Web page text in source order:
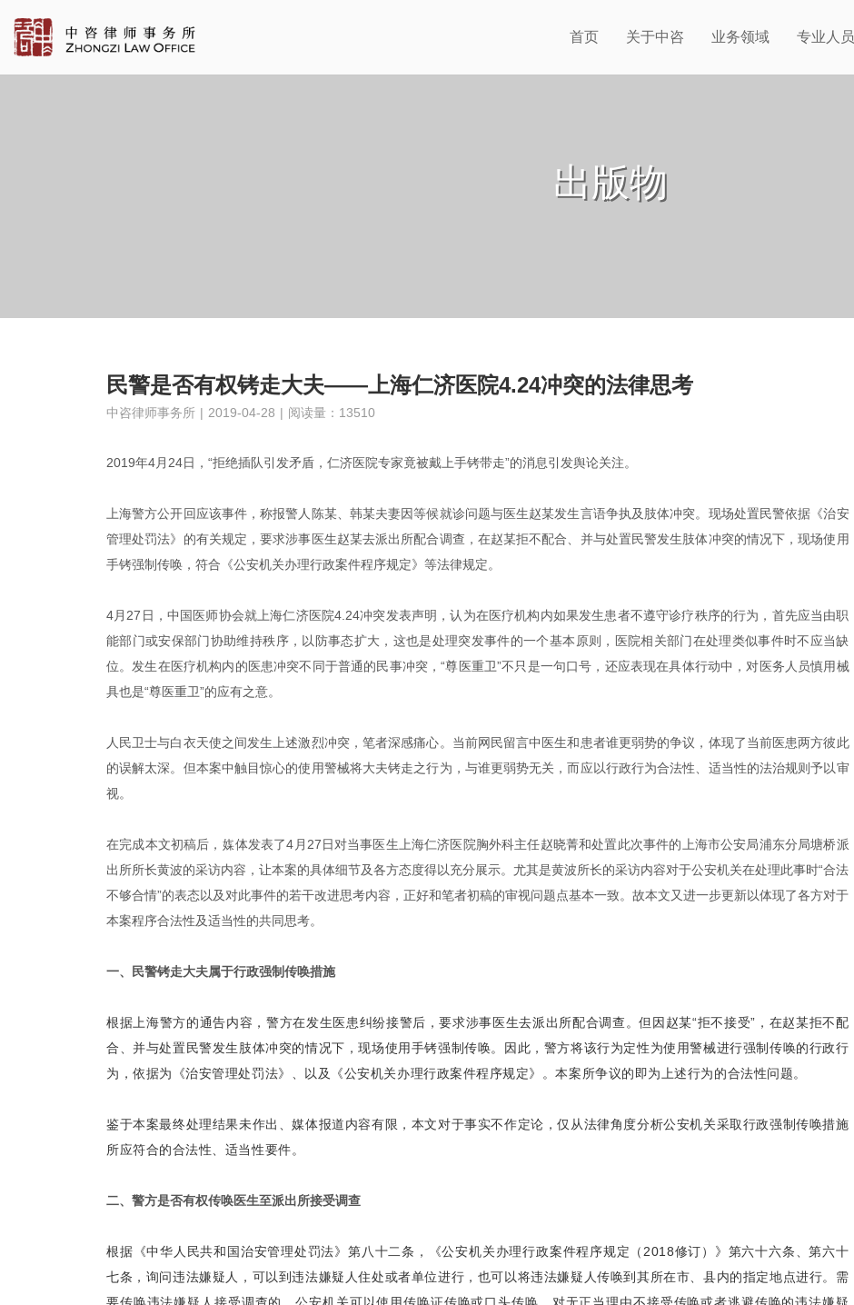
首页 关于中咨 业务领域 专业人员
出版物
民警是否有权铐走大夫——上海仁济医院4.24冲突的法律思考
中咨律师事务所 | 2019-04-28 | 阅读量：13510
2019年4月24日，“拒绝插队引发矛盾，仁济医院专家竟被戴上手铐带走”的消息引发舆论关注。
上海警方公开回应该事件，称报警人陈某、韩某夫妻因等候就诊问题与医生赵某发生言语争执及肢体冲突。现场处置民警依据《治安
管理处罚法》的有关规定，要求涉事医生赵某去派出所配合调查，在赵某拒不配合、并与处置民警发生肢体冲突的情况下，现场使用
手铐强制传唤，符合《公安机关办理行政案件程序规定》等法律规定。
4月27日，中国医师协会就上海仁济医院4.24冲突发表声明，认为在医疗机构内如果发生患者不遵守诊疗秩序的行为，首先应当由职
能部门或安保部门协助维持秩序，以防事态扩大，这也是处理突发事件的一个基本原则，医院相关部门在处理类似事件时不应当缺
位。发生在医疗机构内的医患冲突不同于普通的民事冲突，“尊医重卫”不只是一句口号，还应表现在具体行动中，对医务人员慎用械
具也是“尊医重卫”的应有之意。
人民卫士与白衣天使之间发生上述激烈冲突，笔者深感痛心。当前网民留言中医生和患者谁更弱势的争议，体现了当前医患两方彼此
的误解太深。但本案中触目惊心的使用警械将大夫铐走之行为，与谁更弱势无关，而应以行政行为合法性、适当性的法治规则予以审
视。
在完成本文初稿后，媒体发表了4月27日对当事医生上海仁济医院胸外科主任赵晓菁和处置此次事件的上海市公安局浦东分局塘桥派
出所所长黄波的采访内容，让本案的具体细节及各方态度得以充分展示。尤其是黄波所长的采访内容对于公安机关在处理此事时“合法
不够合情”的表态以及对此事件的若干改进思考内容，正好和笔者初稿的审视问题点基本一致。故本文又进一步更新以体现了各方对于
本案程序合法性及适当性的共同思考。
一、民警铐走大夫属于行政强制传唤措施
根据上海警方的通告内容，警方在发生医患纠纷接警后，要求涉事医生去派出所配合调查。但因赵某“拒不接受”，在赵某拒不配
合、并与处置民警发生肢体冲突的情况下，现场使用手铐强制传唤。因此，警方将该行为定性为使用警械进行强制传唤的行政行
为，依据为《治安管理处罚法》、以及《公安机关办理行政案件程序规定》。本案所争议的即为上述行为的合法性问题。
鉴于本案最终处理结果未作出、媒体报道内容有限，本文对于事实不作定论，仅从法律角度分析公安机关采取行政强制传唤措施
所应符合的合法性、适当性要件。
二、警方是否有权传唤医生至派出所接受调查
根据《中华人民共和国治安管理处罚法》第八十二条，《公安机关办理行政案件程序规定（2018修订）》第六十六条、第六十
七条，询问违法嫌疑人，可以到违法嫌疑人住处或者单位进行，也可以将违法嫌疑人传唤到其所在市、县内的指定地点进行。需